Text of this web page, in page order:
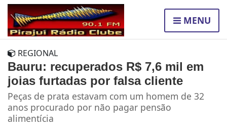
MENU
REGIONAL
Bauru: recuperados R$ 7,6 mil em
joias furtadas por falsa cliente
Peças de prata estavam com um homem de 32
anos procurado por não pagar pensão
alimentícia